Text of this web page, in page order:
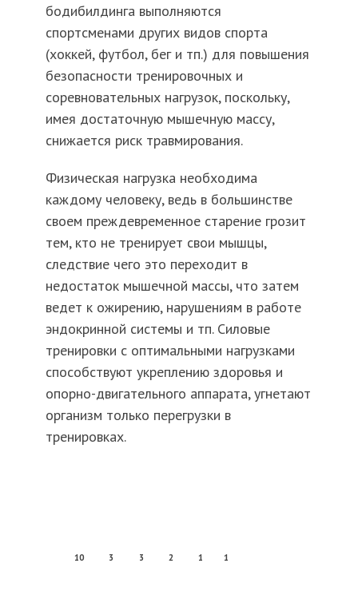
бодибилдинга выполняются
спортсменами других видов спорта
(хоккей, футбол, бег и тп.) для повышения
безопасности тренировочных и
соревновательных нагрузок, поскольку,
имея достаточную мышечную массу,
снижается риск травмирования.
Физическая нагрузка необходима
каждому человеку, ведь в большинстве
своем преждевременное старение грозит
тем, кто не тренирует свои мышцы,
следствие чего это переходит в
недостаток мышечной массы, что затем
ведет к ожирению, нарушениям в работе
эндокринной системы и тп. Силовые
тренировки с оптимальными нагрузками
способствуют укреплению здоровья и
опорно-двигательного аппарата, угнетают
организм только перегрузки в
тренировках.
10 3 3 2 1 1